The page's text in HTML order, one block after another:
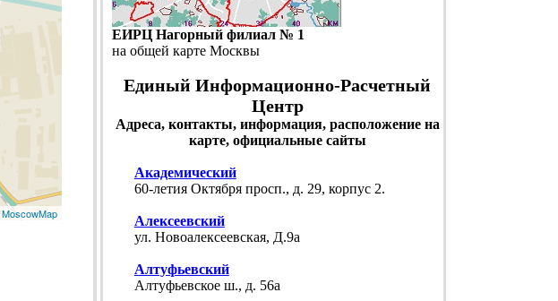
MoscowMap
ЕИРЦ Нагорный филиал № 1
на общей карте Москвы
Единый Информационно-Расчетный
Центр
Адреса, контакты, информация, расположение на
карте, официальные сайты
Академический
60-летия Октября просп., д. 29, корпус 2.
Алексеевский
ул. Новоалексеевская, Д.9а
Алтуфьевский
Алтуфьевское ш., д. 56а